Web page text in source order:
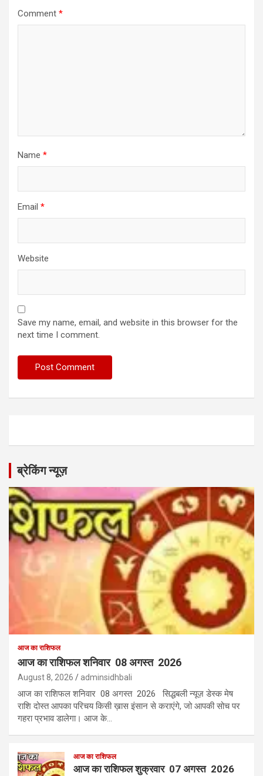
Comment *
Name *
Email *
Website
Save my name, email, and website in this browser for the
next time I comment.
ब्रेकिंग न्यूज़
आज का राशिफल
आज का राशिफल शनिवार 08 अगस्त 2026
August 8, 2026 adminsidhbali
आज का राशिफल शनिवार 08 अगस्त 2026 सिद्धबली न्यूज़ डेस्क मेष
राशि दोस्त आपका परिचय किसी ख़ास इंसान से कराएंगे, जो आपकी सोच पर
गहरा प्रभाव डालेगा। आज के…
आज का राशिफल
आज का राशिफल शुक्रवार 07 अगस्त 2026